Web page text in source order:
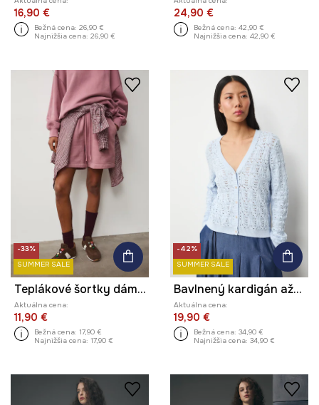
16,90 €
Bežná cena: 26,90 €
Najnižšia cena: 26,90 €
24,90 €
Bežná cena: 42,90 €
Najnižšia cena: 42,90 €
-33%
SUMMER SALE
Teplákové šortky dámske
Aktuálna cena:
11,90 €
Bežná cena: 17,90 €
Najnižšia cena: 17,90 €
-42%
SUMMER SALE
Bavlnený kardigán ažúrový
Aktuálna cena:
19,90 €
Bežná cena: 34,90 €
Najnižšia cena: 34,90 €